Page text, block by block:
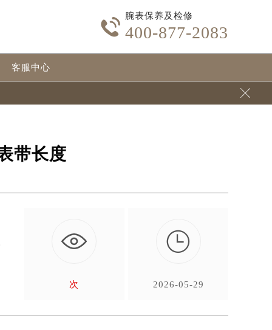

腕表保养及检修
400-877-2083
客服中心

带长度
次

2026-05-29